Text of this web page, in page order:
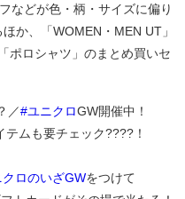
などが色・柄・サイズに偏り
か、「WOMEN・MEN UT」
ポロシャツ」のまとめ買いセ
／#ユニクロGW開催中！
ムも要チェック????！
ロのいざGWをつけて